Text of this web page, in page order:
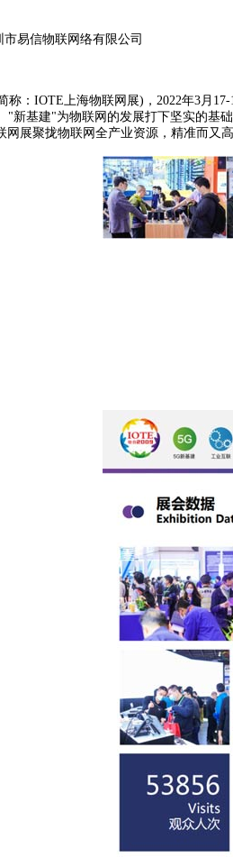
易信物联网络有限公司
：IOTE上海物联网展)，2022年3月
"新基建"为物联网的发展打下坚实的
展聚拢物联网全产业资源，精准而又高